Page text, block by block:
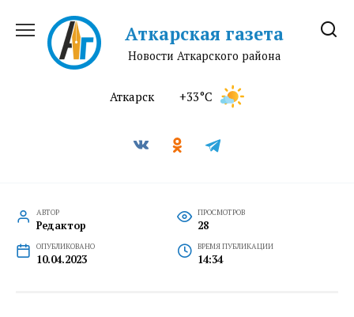
содержанию
Аткарская газета
Новости Аткарского района
Аткарск +33°C
АВТОР
Редактор
ПРОСМОТРОВ
28
ОПУБЛИКОВАНО
10.04.2023
ВРЕМЯ ПУБЛИКАЦИИ
14:34